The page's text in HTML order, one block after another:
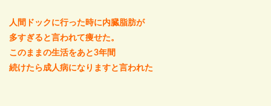
人間ドックに行った時に内臓脂肪が
多すぎると言われて痩せた。
このままの生活をあと3年間
続けたら成人病になりますと言われた